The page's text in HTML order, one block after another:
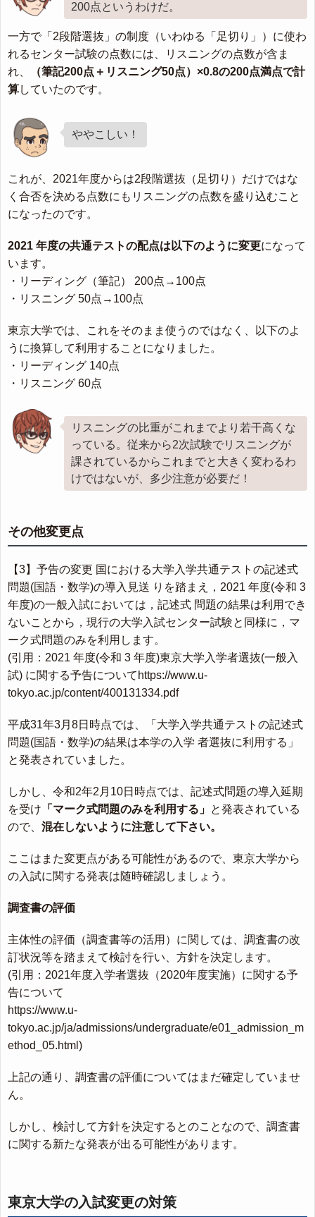
200点というわけだ。
一方で「2段階選抜」の制度（いわゆる「足切り」）に使わ
れるセンター試験の点数には、リスニングの点数が含ま
れ、
（筆記200点＋リスニング50点）×0.8の200点満点で計
算していたのです。
ややこしい！
これが、2021年度からは2段階選抜（足切り）だけではな
く合否を決める点数にもリスニングの点数を盛り込むこと
になったのです。
2021 年度の共通テストの配点は以下のように変更になって
います。
・リーディング（筆記） 200点→100点
・リスニング 50点→100点
東京大学では、これをそのまま使うのではなく、以下のよ
うに換算して利用することになりました。
・リーディング 140点
・リスニング 60点
リスニングの比重がこれまでより若干高くな
っている。従来から2次試験でリスニングが
課されているからこれまでと大きく変わるわ
けではないが、多少注意が必要だ！
その他変更点
【3】予告の変更 国における大学入学共通テストの記述式
問題(国語・数学)の導入見送 りを踏まえ，2021 年度(令和 3
年度)の一般入試においては，記述式 問題の結果は利用でき
ないことから，現行の大学入試センター試験と同様に，マ
ーク式問題のみを利用します。
(引用：2021 年度(令和 3 年度)東京大学入学者選抜(一般入
試) に関する予告についてhttps://www.u-
tokyo.ac.jp/content/400131334.pdf
平成31年3月8日時点では、「大学入学共通テストの記述式
問題(国語・数学)の結果は本学の入学 者選抜に利用する」
と発表されていました。
しかし、令和2年2月10日時点では、記述式問題の導入延期
を受け 「マーク式問題のみを利用する」 と発表されている
ので、 混在しないように注意して下さい。
ここはまた変更点がある可能性があるので、東京大学から
の入試に関する発表は随時確認しましょう。
調査書の評価
主体性の評価（調査書等の活用）に関しては、調査書の改
訂状況等を踏まえて検討を行い、方針を決定します。
(引用：2021年度入学者選抜（2020年度実施）に関する予
告について
https://www.u-
tokyo.ac.jp/ja/admissions/undergraduate/e01_admission_m
ethod_05.html)
上記の通り、調査書の評価についてはまだ確定していませ
ん。
しかし、検討して方針を決定するとのことなので、調査書
に関する新たな発表が出る可能性があります。
東京大学の入試変更の対策